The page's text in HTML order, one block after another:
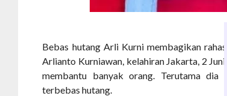
Bebas hutang Arli Kurni membagikan
Arlianto Kurniawan, kelahiran Jakarta, 2 Juni
membantu banyak orang. Terutama dia
terbebas hutang.